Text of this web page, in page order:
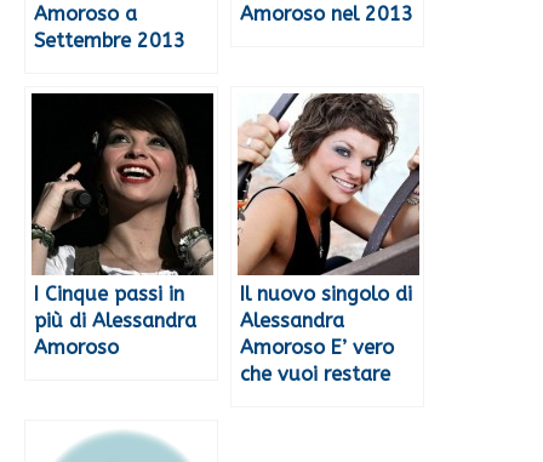
Amoroso a
Settembre 2013
Amoroso nel 2013
I Cinque passi in
più di Alessandra
Amoroso
Il nuovo singolo di
Alessandra
Amoroso E’ vero
che vuoi restare